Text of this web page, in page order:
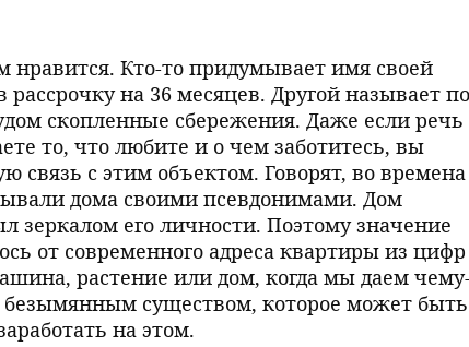
Кто-то придумывает имя своей
на 36 месяцев. Другой называет по
скопленные сбережения. Даже если речь
то, что любите и о чем заботитесь, вы
связь с этим объектом. Говорят, во времена
дома своими псевдонимами. Дом
зеркалом его личности. Поэтому значение
от современного адреса квартиры из
растение или дом, когда мы даем
безымянным существом, которое может быть
на этом.